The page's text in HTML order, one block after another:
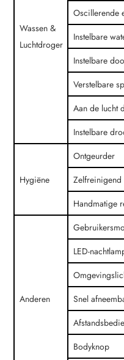
Wassen &
Luchtdroger
Oscillerende
Instelbare
Instelbare
Verstelbare
Aan de lucht
Instelbare
Hygiëne
Ontgeurder
Zelfreinigend
Handmatige
Anderen
LED-
Snel
Bodyknop